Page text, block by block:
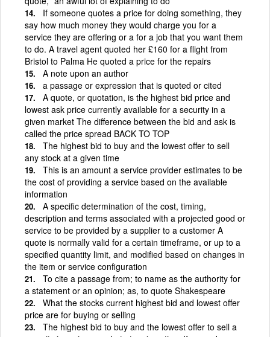
If someone quotes a price for doing something, they
say how much money they would charge you for a
service they are offering or a for a job that you want them
to do. A travel agent quoted her £160 for a flight from
Bristol to Palma He quoted a price for the repairs
A note upon an author
a passage or expression that is quoted or cited
A quote, or quotation, is the highest bid price and
lowest ask price currently available for a security in a
given market The difference between the bid and ask is
called the price spread BACK TO TOP
The highest bid to buy and the lowest offer to sell
any stock at a given time
This is an amount a service provider estimates to be
the cost of providing a service based on the available
information
A specific determination of the cost, timing,
description and terms associated with a projected good or
service to be provided by a supplier to a customer A
quote is normally valid for a certain timeframe, or up to a
specified quantity limit, and modified based on changes in
the item or service configuration
To cite a passage from; to name as the authority for
a statement or an opinion; as, to quote Shakespeare
What the stocks current highest bid and lowest offer
price are for buying or selling
The highest bid to buy and the lowest offer to sell a